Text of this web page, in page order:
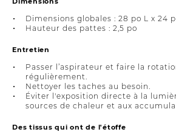
Dimensions globales : 28 po L x 24
Hauteur des pattes : 2,5 po
Entretien
Passer l’aspirateur et faire la
régulièrement.
Nettoyer les taches au besoin.
Éviter l'exposition directe à la
sources de chaleur et aux
Des tissus qui ont de l'étoffe